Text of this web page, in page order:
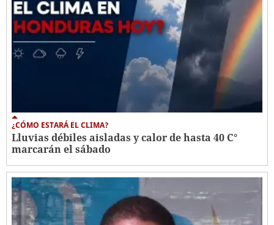
¿CÓMO ESTARÁ EL CLIMA?
Lluvias débiles aisladas y calor de hasta 40 C°
marcarán el sábado